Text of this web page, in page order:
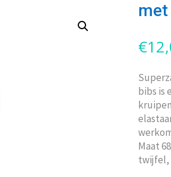
€
bibs is
Maat
twijfel,